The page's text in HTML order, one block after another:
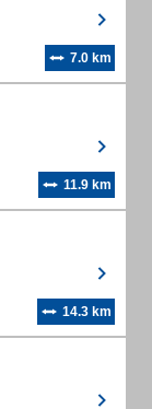
7.0 km
11.9 km
14.3 km